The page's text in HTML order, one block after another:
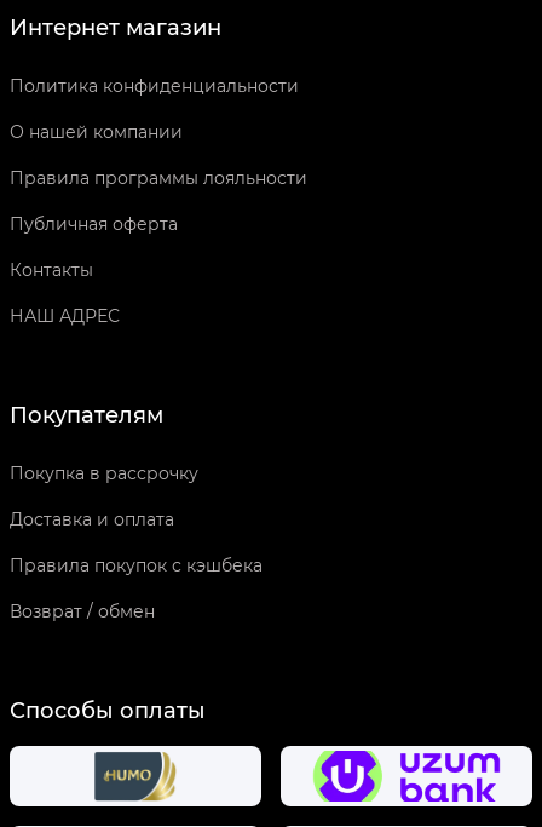
Интернет магазин
Политика конфиденциальности
О нашей компании
Правила программы лояльности
Публичная оферта
Контакты
НАШ АДРЕС
Покупателям
Покупка в рассрочку
Доставка и оплата
Правила покупок с кэшбека
Возврат / обмен
Способы оплаты